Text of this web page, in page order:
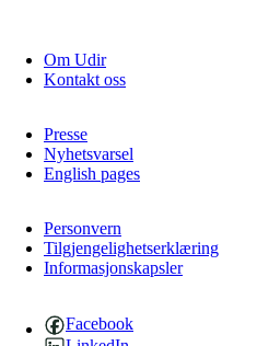
Om Udir
Kontakt oss
Presse
Nyhetsvarsel
English pages
Personvern
Tilgjengelighetserklæring
Informasjonskapsler
Facebook